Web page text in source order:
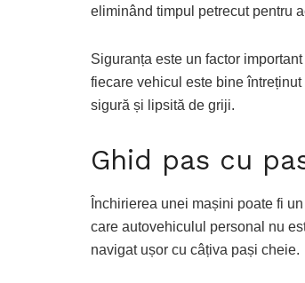
eliminând timpul petrecut pentru
Siguranța este un factor
fiecare vehicul este bine
sigură și lipsită de griji.
Ghid pas cu
Închirierea unei mașini poate fi
care autovehiculul personal nu
navigat ușor cu câțiva pași cheie.